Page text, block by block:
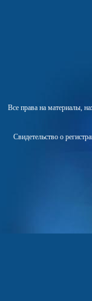
Все права на материалы,
Свидетельство о